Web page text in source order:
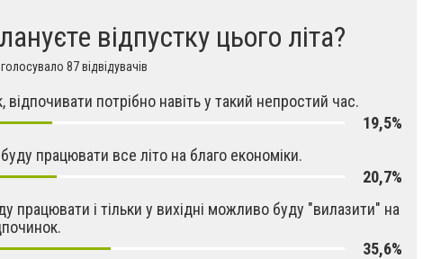
відпустку цього літа?
87 відвідувачів
відпочивати потрібно навіть у такий непростий час.
19,5%
буду працювати все літо на благо економіки.
20,7%
працювати і тільки у вихідні можливо буду "вилазити" на
35,6%